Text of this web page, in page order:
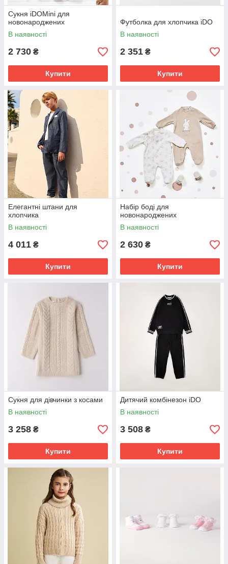
Сукня iDOMini для
новонароджених
В наявності
2 730 ₴
Купити
Футболка для хлопчика iDO
В наявності
2 351 ₴
Купити
Елегантні штани для
хлопчика
В наявності
4 011 ₴
Купити
Набір боді для
новонароджених
В наявності
2 630 ₴
Купити
Сукня для дівчинки з косами
В наявності
3 258 ₴
Купити
Дитячий комбінезон iDO
В наявності
3 508 ₴
Купити